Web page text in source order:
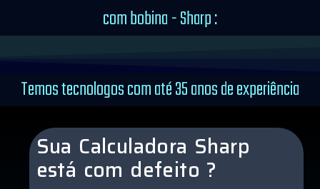
com bobina - Sharp :
Temos tecnologos com até 35 anos de experiência
Sua Calculadora Sharp
está com defeito ?